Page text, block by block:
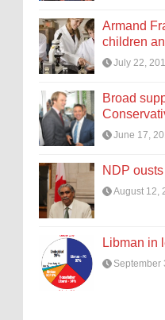
Armand
children
July 22,
Broad
June 17,
NDP
August 12,
Libman in
September